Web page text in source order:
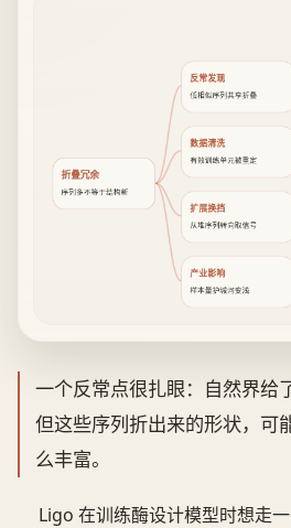
折叠冗余
序列多不等于结构新
反常发现
低相似序列共享折叠
数据清洗
有效训练单元被重定
扩展换挡
从堆序列转向取信号
产业影响
样本量护城河变浅
一个反常点很扎眼：自然界给
但这些序列折出来的形状，可
么丰富。
Ligo 在训练酶设计模型时想走